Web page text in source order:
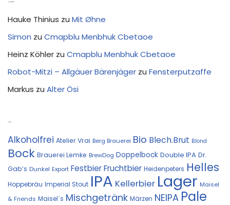
Hauke Thinius zu Mit Øhne
Simon zu Cmapblu Menbhuk Cbetaoe
Heinz Köhler zu Cmapblu Menbhuk Cbetaoe
Robot-Mitzi – Allgäuer Bärenjäger zu Fensterputzaffe
Markus zu Alter Ösi
Alkoholfrei Atelier Vrai Berg Brauerei Bio Blech.Brut Blond
Bock Brauerei Lemke BrewDog Doppelbock Double IPA Dr.
Gab‘s Dunkel Export FestbierFruchtbier Heidenpeters Helles
Hoppebräu Imperial Stout IPA Kellerbier Lager Maisel
& Friends Maisel´s Mischgetränk Märzen NEIPA Pale